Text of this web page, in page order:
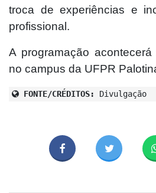
troca de experiências e
profissional.
A programação
no campus da UFPR
FONTE/CRÉDITOS: Divulgação